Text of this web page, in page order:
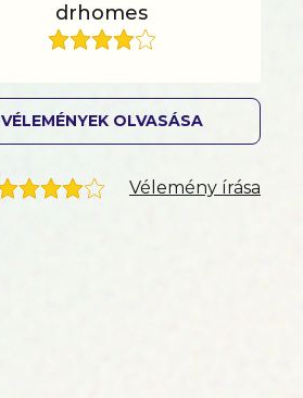
drhomes
VÉLEMÉNYEK OLVASÁSA
Vélemény írása